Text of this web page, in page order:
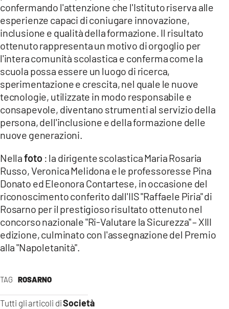
TAG ROSARNO
Tutti gli articoli diSocietà
confermando l'attenzione che l'Istituto riserva alle
esperienze capaci di coniugare innovazione,
inclusione e qualità della formazione. Il risultato
ottenuto rappresenta un motivo di orgoglio per
l'intera comunità scolastica e conferma come la
scuola possa essere un luogo di ricerca,
sperimentazione e crescita, nel quale le nuove
tecnologie, utilizzate in modo responsabile e
consapevole, diventano strumenti al servizio della
persona, dell'inclusione e della formazione delle
nuove generazioni.
Nellafoto: la dirigente scolastica Maria Rosaria
Russo, Veronica Melidona e le professoresse Pina
Donato ed Eleonora Contartese, in occasione del
riconoscimento conferito dall'IIS "Raffaele Piria" di
Rosarno per il prestigioso risultato ottenuto nel
concorso nazionale "Ri-Valutare la Sicurezza" – XIII
edizione, culminato con l'assegnazione del Premio
alla "Napoletanità".